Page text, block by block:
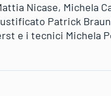
Nicase, Michela
Patrick
e i tecnici Michela